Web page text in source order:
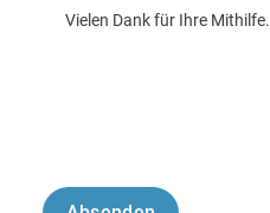
Vielen Dank für Ihre Mithilfe.